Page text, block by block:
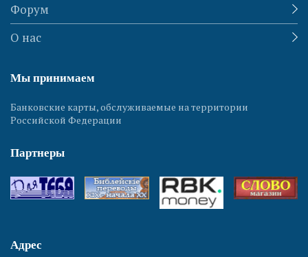
Форум
О нас
Мы принимаем
Банковские карты, обслуживаемые на территории
Российской Федерации
Партнеры
Адрес